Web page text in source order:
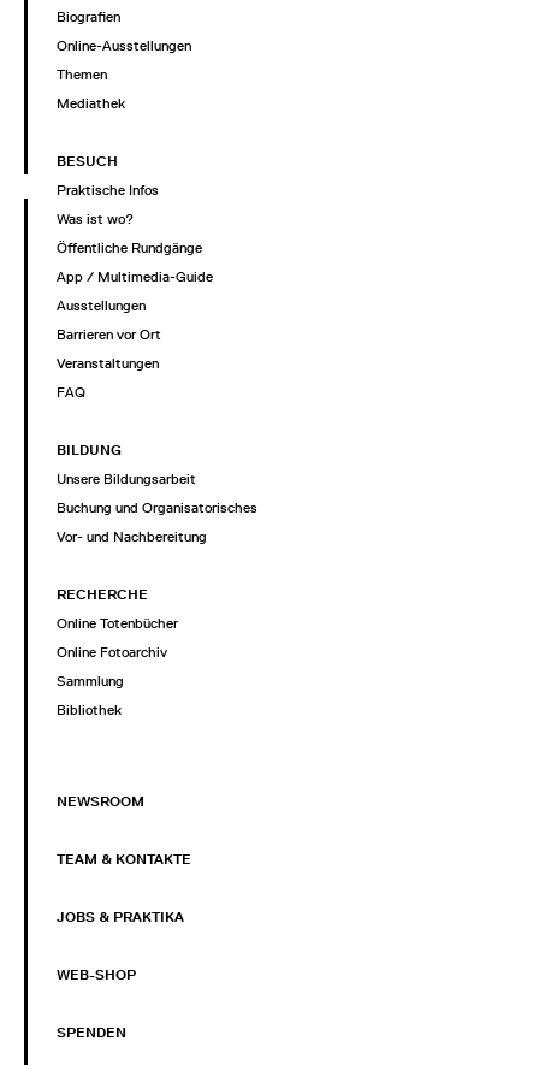
Biografien
Online-Ausstellungen
Themen
Mediathek
BESUCH
Praktische Infos
Was ist wo?
Öffentliche Rundgänge
App / Multimedia-Guide
Ausstellungen
Barrieren vor Ort
Veranstaltungen
FAQ
BILDUNG
Unsere Bildungsarbeit
Buchung und Organisatorisches
Vor- und Nachbereitung
RECHERCHE
Online Totenbücher
Online Fotoarchiv
Sammlung
Bibliothek
NEWSROOM
TEAM & KONTAKTE
JOBS & PRAKTIKA
WEB-SHOP
SPENDEN